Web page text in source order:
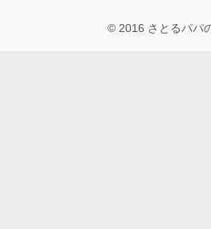
© 2016 さとるパパ